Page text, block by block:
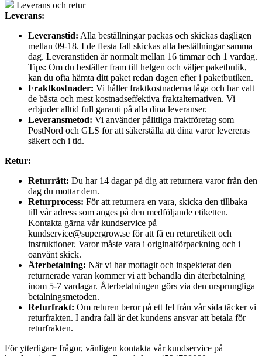
Leverans och retur
Leverans:
Leveranstid: Alla beställningar packas och skickas dagligen
mellan 09-18. I de flesta fall skickas alla beställningar samma
dag. Leveranstiden är normalt mellan 16 timmar och 1 vardag.
Tips: Om du beställer fram till helgen och väljer paketbutik,
kan du ofta hämta ditt paket redan dagen efter i paketbutiken.
Fraktkostnader: Vi håller fraktkostnaderna låga och har valt
de bästa och mest kostnadseffektiva fraktalternativen. Vi
erbjuder alltid full garanti på alla dina leveranser.
Leveransmetod: Vi använder pålitliga fraktföretag som
PostNord och GLS för att säkerställa att dina varor levereras
säkert och i tid.
Retur:
Returrätt: Du har 14 dagar på dig att returnera varor från den
dag du mottar dem.
Returprocess: För att returnera en vara, skicka den tillbaka
till vår adress som anges på den medföljande etiketten.
Kontakta gärna vår kundservice på
kundservice@supergrow.se för att få en returetikett och
instruktioner. Varor måste vara i originalförpackning och i
oanvänt skick.
Återbetalning: När vi har mottagit och inspekterat den
returnerade varan kommer vi att behandla din återbetalning
inom 5-7 vardagar. Återbetalningen görs via den ursprungliga
betalningsmetoden.
Returfrakt: Om returen beror på ett fel från vår sida täcker vi
returfrakten. I andra fall är det kundens ansvar att betala för
returfrakten.
För ytterligare frågor, vänligen kontakta vår kundservice på